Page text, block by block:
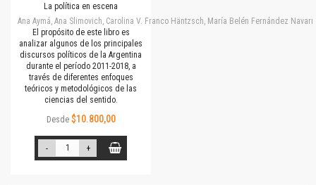
La política en escena
Ana Aymá, Ana Slimovich, Carolina V. Franco Häntzsch, María Belén Fernández
El propósito de este libro es
analizar algunos de los principales
discursos políticos de la Argentina
durante el período 2011-2018, a
través de diferentes enfoques
teóricos y metodológicos de las
ciencias del sentido.
Desde $10.800,00
- +